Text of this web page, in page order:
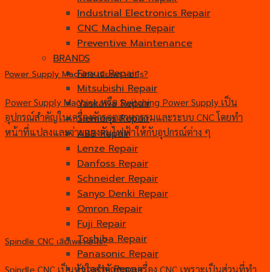
Industrial Electronics Repair
CNC Machine Repair
Preventive Maintenance
BRANDS
Fanuc Repair
Mitsubishi Repair
Yaskawa Repair
Siemens Repair
ABB Repair
Lenze Repair
Danfoss Repair
Schneider Repair
Sanyo Denki Repair
Omron Repair
Fuji Repair
Toshiba Repair
Panasonic Repair
Hitachi Repair
Power Supply Machine เสียเพราะอะไร?
Power Supply Machine หรือ Switching Power Supply เป็น
อุปกรณ์สำคัญในเครื่องจักรอุตสาหกรรมและระบบ CNC โดยทำ
หน้าที่แปลงและจ่ายแรงดันไฟฟ้าให้กับอุปกรณ์ต่าง ๆ
Spindle CNC เสียเพราะอะไร?
Spindle CNC เป็นหัวใจสำคัญของเครื่อง CNC เพราะเป็นส่วนที่ทำ